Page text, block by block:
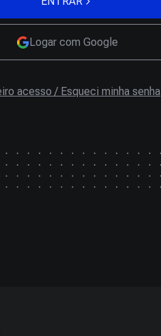
Logar com Google
acesso / Esqueci minha senha